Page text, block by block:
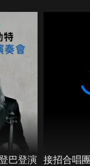
巴登演
接招合唱